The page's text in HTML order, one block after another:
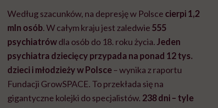
Według szacunków, na depresję w Polsce cierpi 1,2
mln osób. W całym kraju jest zaledwie 555
psychiatrówdla osób do 18. roku życia.Jeden
psychiatra dziecięcy przypada na ponad 12 tys.
dzieci i młodzieży w Polsce– wynika z raportu
Fundacji GrowSPACE. To przekłada się na
gigantyczne kolejki do specjalistów. 238 dni – tyle